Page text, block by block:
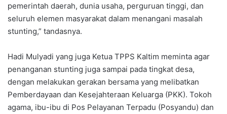
pemerintah daerah, dunia usaha, perguruan tinggi, dan
seluruh elemen masyarakat dalam menangani masalah
stunting,” tandasnya.
Hadi Mulyadi yang juga Ketua TPPS Kaltim meminta agar
penanganan stunting juga sampai pada tingkat desa,
dengan melakukan gerakan bersama yang melibatkan
Pemberdayaan dan Kesejahteraan Keluarga (PKK). Tokoh
agama, ibu-ibu di Pos Pelayanan Terpadu (Posyandu) dan